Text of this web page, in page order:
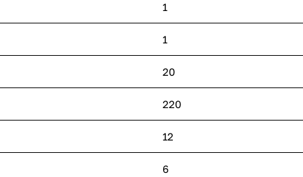
1
1
20
220
12
6